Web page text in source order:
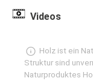
Videos
Holz ist ein
Struktur sind
Naturproduktes